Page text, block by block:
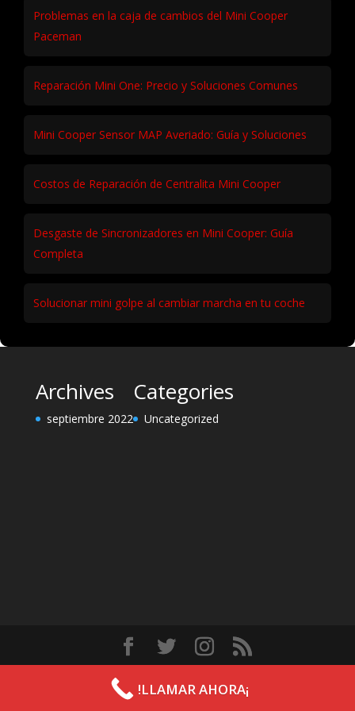
Problemas en la caja de cambios del Mini Cooper
Paceman
Reparación Mini One: Precio y Soluciones Comunes
Mini Cooper Sensor MAP Averiado: Guía y Soluciones
Costos de Reparación de Centralita Mini Cooper
Desgaste de Sincronizadores en Mini Cooper: Guía
Completa
Solucionar mini golpe al cambiar marcha en tu coche
Archives
septiembre 2022
Categories
Uncategorized
WordPress
!LLAMAR AHORA¡